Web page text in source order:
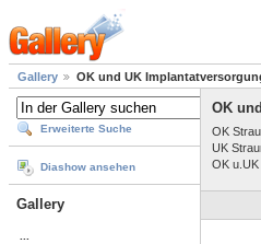
Gallery OK und UK
Erweiterte Suche
Diashow ansehen
Gallery
OK
OK
UK
OK